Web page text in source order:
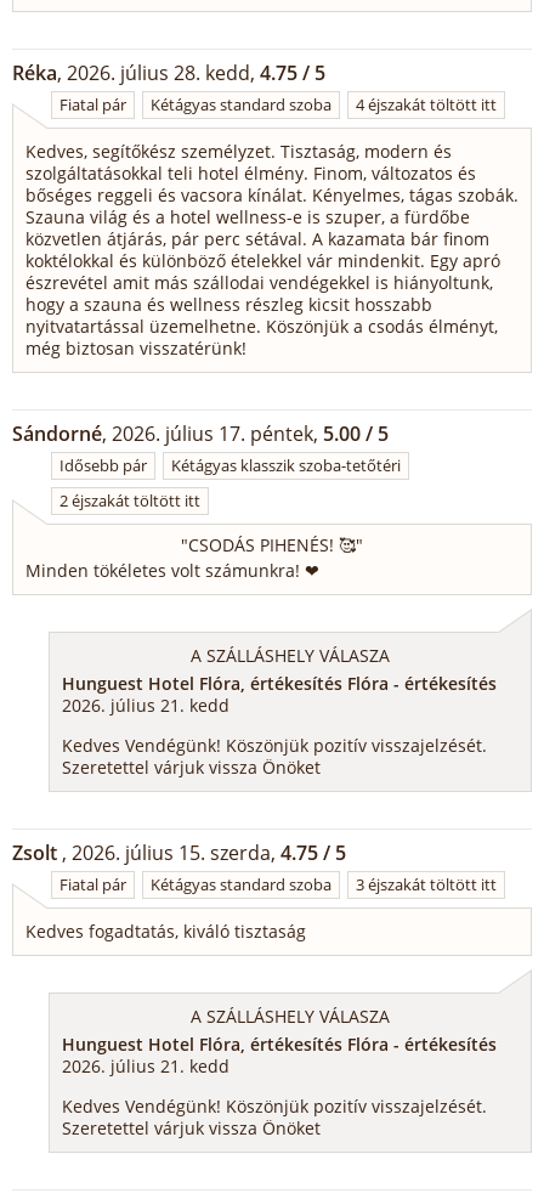
Réka, 2026. július 28. kedd, 4.75 / 5
Fiatal pár Kétágyas standard szoba 4 éjszakát töltött itt
Kedves, segítőkész személyzet. Tisztaság, modern és
szolgáltatásokkal teli hotel élmény. Finom, változatos és
bőséges reggeli és vacsora kínálat. Kényelmes, tágas szobák.
Szauna világ és a hotel wellness-e is szuper, a fürdőbe
közvetlen átjárás, pár perc sétával. A kazamata bár finom
koktélokkal és különböző ételekkel vár mindenkit. Egy apró
észrevétel amit más szállodai vendégekkel is hiányoltunk,
hogy a szauna és wellness részleg kicsit hosszabb
nyitvatartással üzemelhetne. Köszönjük a csodás élményt,
még biztosan visszatérünk!
Sándorné, 2026. július 17. péntek, 5.00 / 5
Idősebb pár
Kétágyas klasszik szoba-tetőtéri
2 éjszakát töltött itt
"CSODÁS PIHENÉS! 🥰"
Minden tökéletes volt számunkra! ❤
A SZÁLLÁSHELY VÁLASZA
Hunguest Hotel Flóra, értékesítés Flóra - értékesítés
2026. július 21. kedd
Kedves Vendégünk! Köszönjük pozitív visszajelzését.
Szeretettel várjuk vissza Önöket
Zsolt , 2026. július 15. szerda, 4.75 / 5
Fiatal pár Kétágyas standard szoba 3 éjszakát töltött itt
Kedves fogadtatás, kiváló tisztaság
A SZÁLLÁSHELY VÁLASZA
Hunguest Hotel Flóra, értékesítés Flóra - értékesítés
2026. július 21. kedd
Kedves Vendégünk! Köszönjük pozitív visszajelzését.
Szeretettel várjuk vissza Önöket